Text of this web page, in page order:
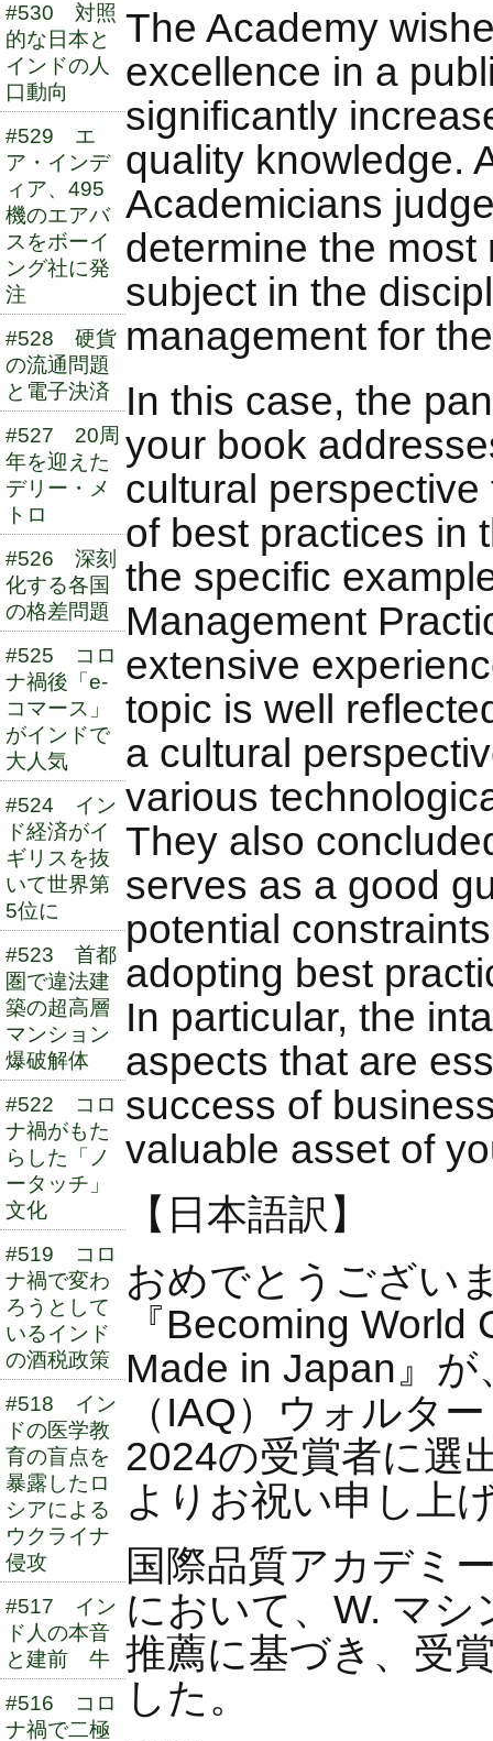
#530 対照
的な日本と
インドの人
口動向
#529 エ
ア・インデ
ィア、495
機のエアバ
スをボーイ
ング社に発
注
#528 硬貨
の流通問題
と電子決済
#527 20周
年を迎えた
デリー・メ
トロ
#526 深刻
化する各国
の格差問題
#525 コロ
ナ禍後「e-
コマース」
がインドで
大人気
#524 イン
ド経済がイ
ギリスを抜
いて世界第
5位に
#523 首都
圏で違法建
築の超高層
マンション
爆破解体
#522 コロ
ナ禍がもた
らした「ノ
ータッチ」
文化
#519 コロ
ナ禍で変わ
ろうとして
いるインド
の酒税政策
#518 イン
ドの医学教
育の盲点を
暴露したロ
シアによる
ウクライナ
侵攻
#517 イン
ド人の本音
と建前 牛
#516 コロ
ナ禍で二極
The Academy
excellence in a
significantly
quality knowledge.
Academicians
determine the
subject in the
management for
In this case, the
your book
cultural
of best practices in
the specific
Management
extensive
topic is well
a cultural
various
They also
serves as a good
potential
adopting best
In particular, the
aspects that are
success of
valuable asset of
【日本語訳】
おめでとうござい
『Becoming
Made in Japan』
（IAQ）ウォルタ
2024の受賞者に選
よりお祝い申し上
国際品質アカデミ
において、W. マ
推薦に基づき、受
した。